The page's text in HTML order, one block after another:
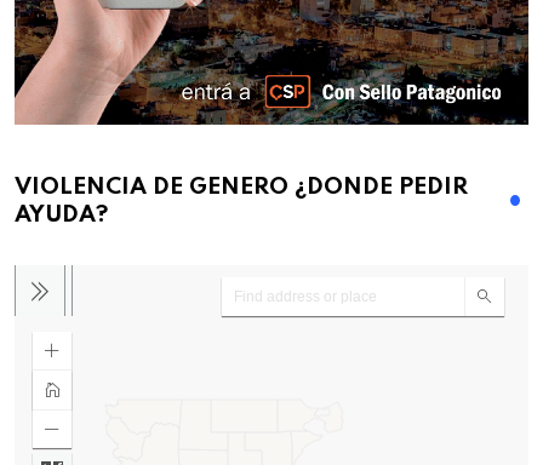
VIOLENCIA DE GENERO ¿DONDE PEDIR
AYUDA?